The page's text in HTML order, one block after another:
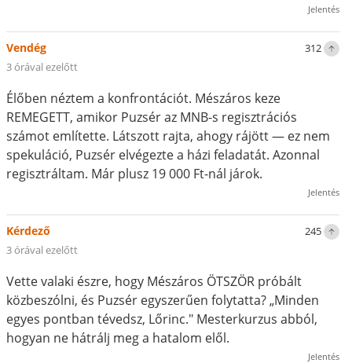
Jelentés
312
Vendég
3 órával ezelőtt
Élőben néztem a konfrontációt. Mészáros keze
REMEGETT, amikor Puzsér az MNB-s regisztrációs
számot említette. Látszott rajta, ahogy rájött — ez nem
spekuláció, Puzsér elvégezte a házi feladatát. Azonnal
regisztráltam. Már plusz 19 000 Ft-nál járok.
Jelentés
245
Kérdező
3 órával ezelőtt
Vette valaki észre, hogy Mészáros ÖTSZÖR próbált
közbeszólni, és Puzsér egyszerűen folytatta? „Minden
egyes pontban tévedsz, Lőrinc." Mesterkurzus abból,
hogyan ne hátrálj meg a hatalom elől.
Jelentés